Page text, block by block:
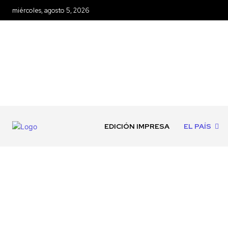
miércoles, agosto 5, 2026
EDICIÓN IMPRESA EL PAÍS